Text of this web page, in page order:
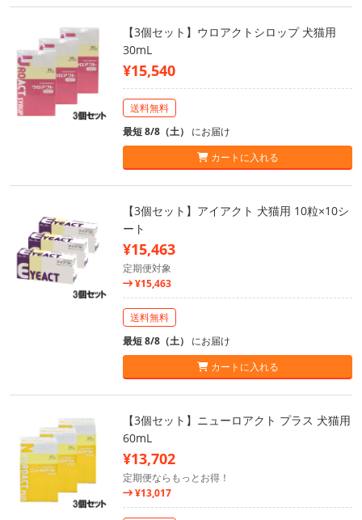
【3個セット】ウロアクトシロップ 犬猫用
30mL
¥15,540
送料無料
最短 8/8（土） にお届け
カートに入れる
【3個セット】アイアクト 犬猫用 10粒×10シ
ート
¥15,463
定期便対象
¥15,463
送料無料
最短 8/8（土） にお届け
カートに入れる
【3個セット】ニューロアクト プラス 犬猫用
60mL
¥13,702
定期便ならもっとお得！
¥13,017